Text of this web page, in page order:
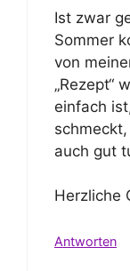
Ist zwar
Sommer
von
„Rezept“
einfach
auch gut
Herzliche
Antworten